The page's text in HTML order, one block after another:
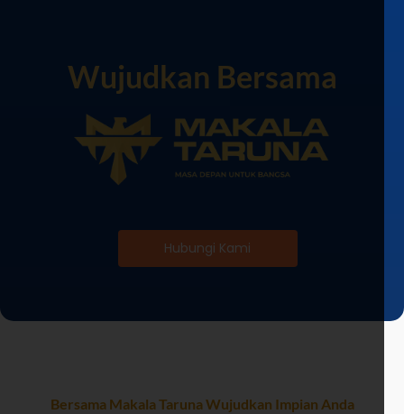
Wujudkan Bersama
Hubungi Kami
Bersama Makala Taruna Wujudkan Impian Anda